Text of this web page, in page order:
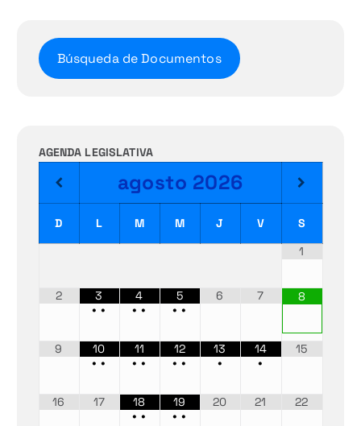
Búsqueda de Documentos
AGENDA LEGISLATIVA
agosto 2026
D L M M J V
S
1
2
3
••
4
••
5
••
6 7 8
9
10
••
11
••
12
••
13
•
14
•
15
16 17
18
••
19
••
20 21 22